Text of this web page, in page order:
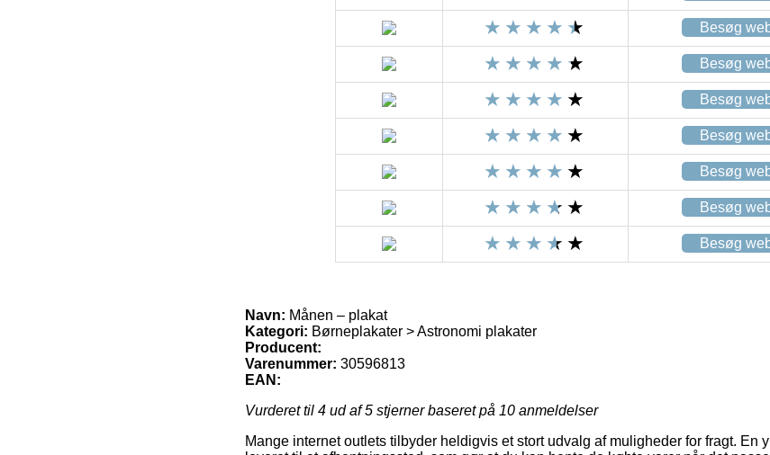
Besøg
Besøg
Besøg
Besøg
Besøg
Besøg
Besøg
Navn: Månen – plakat
Kategori: Børneplakater > Astronomi plakater
Producent:
Varenummer: 30596813
EAN:
Vurderet til 4 ud af 5 stjerner baseret på 10 anmeldelser
Mange internet outlets tilbyder heldigvis et stort udvalg af muligheder for fragt. En